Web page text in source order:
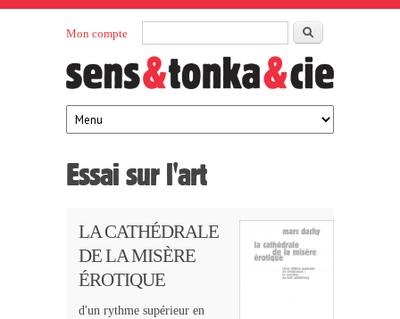
Rechercher
Mon compte
Sens et
Tonka
éditeurs
maison
d’édition
française
Essai sur l'art
LA CATHÉDRALE
DE LA MISÈRE
ÉROTIQUE
d'un rythme supérieur en